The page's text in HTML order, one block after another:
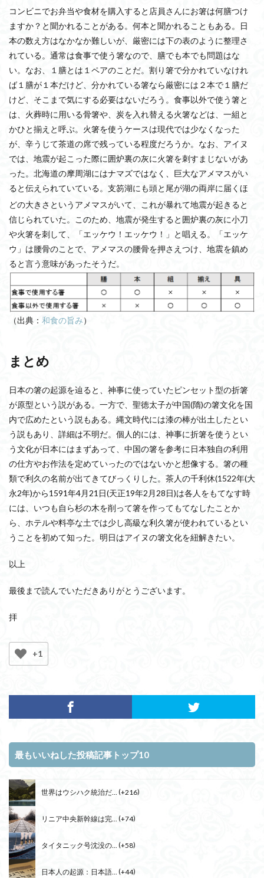
コンビニでお弁当や食材を購入すると店員さんにお箸は何膳つけ
ますか？と聞かれることがある。何本と聞かれることもある。日
本の数え方はなかなか難しいが、厳密には下の表のように整理さ
れている。通常は食事で使う箸なので、膳でも本でも問題はな
い。なお、１膳とは１ペアのことだ。割り箸で分かれていなけれ
ば１膳が１本だけど、分かれている箸なら厳密には２本で１膳だ
けど、そこまで気にする必要はないだろう。食事以外で使う箸と
は、火葬時に用いる骨箸や、炭を入れ替える火箸などは、一組と
かひと揃えと呼ぶ。火箸を使うケースは現代では少なくなった
が、辛うじて茶道の席で残っている程度だろうか。なお、アイヌ
では、地震が起こった際に囲炉裏の灰に火箸を刺すまじないがあ
った。北海道の摩周湖にはナマズではなく、巨大なアメマスがい
ると伝えられていている。支笏湖にも頭と尾が湖の両岸に届くほ
どの大きさというアメマスがいて、これが暴れて地震が起きると
信じられていた。このため、地震が発生すると囲炉裏の灰に小刀
や火箸を刺して、「エッケウ！エッケウ！」と唱える。「エッケ
ウ」は腰骨のことで、アメマスの腰骨を押さえつけ、地震を鎮め
ると言う意味があったそうだ。
（出典： 和食の旨み）
まとめ
日本の箸の起源を辿ると、神事に使っていたピンセット型の折箸
が原型という説がある。一方で、聖徳太子が中国(隋)の箸文化を国
内で広めたという説もある。縄文時代には漆の棒が出土したとい
う説もあり、詳細は不明だ。個人的には、神事に折箸を使うとい
う文化が日本にはまずあって、中国の箸を参考に日本独自の利用
の仕方やお作法を定めていったのではないかと想像する。箸の種
類で利久の名前が出てきてびっくりした。茶人の千利休(1522年(大
永2年)から1591年4月21日(天正19年2月28日)は各人をもてなす時
には、いつも自ら杉の木を削って箸を作ってもてなしたことか
ら、ホテルや料亭な土では少し高級な利久箸が使われているとい
うことを初めて知った。明日はアイヌの箸文化を紐解きたい。
以上
最後まで読んでいただきありがとうございます。
拝
+1
最もいいねした投稿記事トップ10
世界はウシハク統治だ... +216
リニア中央新幹線は完... +74
タイタニック号沈没の... +58
日本人の起源：日本語... +44